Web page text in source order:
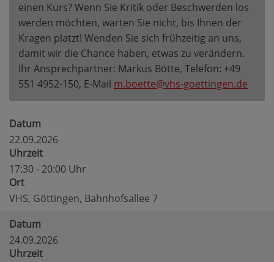
einen Kurs? Wenn Sie Kritik oder Beschwerden los
werden möchten, warten Sie nicht, bis Ihnen der
Kragen platzt! Wenden Sie sich frühzeitig an uns,
damit wir die Chance haben, etwas zu verändern.
Ihr Ansprechpartner: Markus Bötte, Telefon: +49
551 4952-150, E-Mail m.boette@vhs-goettingen.de
Datum
22.09.2026
Uhrzeit
17:30 - 20:00 Uhr
Ort
VHS, Göttingen, Bahnhofsallee 7
Datum
24.09.2026
Uhrzeit